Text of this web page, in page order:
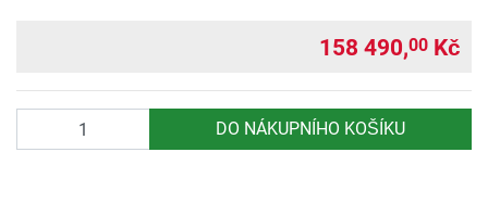
158 490,00 Kč
DO NÁKUPNÍHO KOŠÍKU